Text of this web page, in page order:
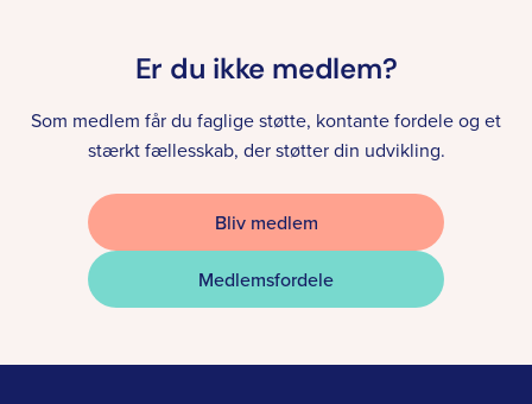
Er du ikke medlem?
Som medlem får du faglige støtte, kontante fordele og et
stærkt fællesskab, der støtter din udvikling.
Bliv medlem
Medlemsfordele